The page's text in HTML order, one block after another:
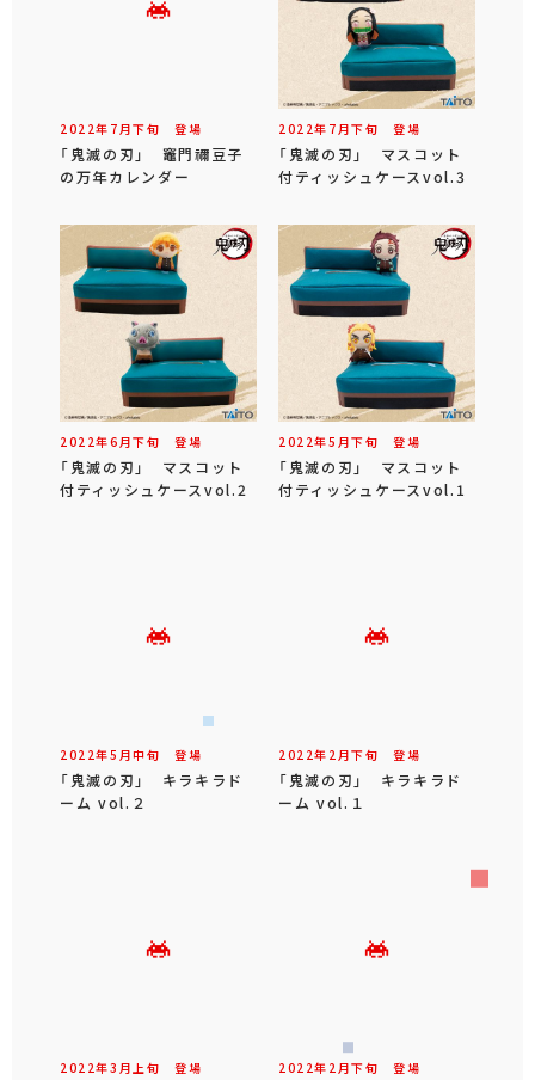
2022年 7 月下旬 登場
「鬼滅の刃」 竈門禰豆子
の万年カレンダー
2022年 7 月下旬 登場
「鬼滅の刃」 マスコット
付ティッシュケースvol.3
2022年6 月下旬 登場
「鬼滅の刃」 マスコット
付ティッシュケースvol.2
2022年5 月下旬 登場
「鬼滅の刃」 マスコット
付ティッシュケースvol.1
2022年5 月中旬 登場
「鬼滅の刃」 キラキラド
ーム vol.２
2022年 2 月下旬 登場
「鬼滅の刃」 キラキラド
ーム vol.１
2022年3 月 上旬 登場 2022年 2 月下旬 登場